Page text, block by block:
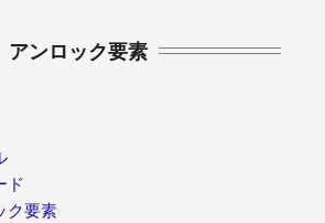
アンロック要素
ド
ク要素